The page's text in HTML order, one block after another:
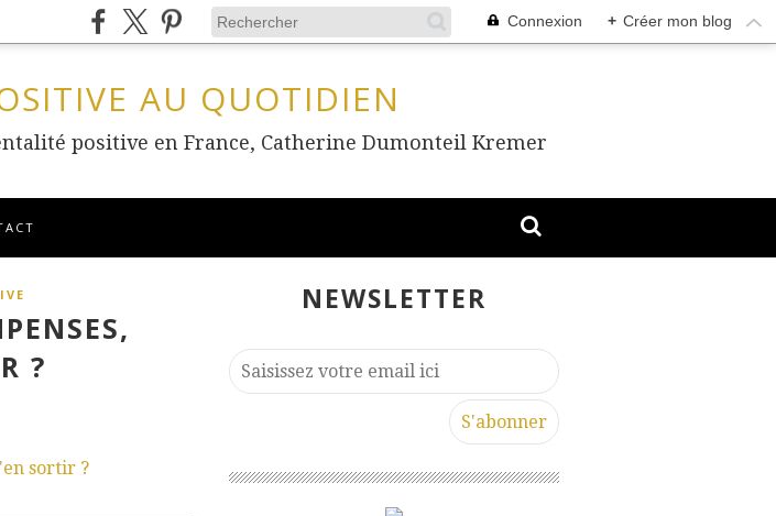
Connexion + Créer mon blog
AU QUOTIDIEN
positive en France, Catherine Dumonteil Kremer
?
NEWSLETTER